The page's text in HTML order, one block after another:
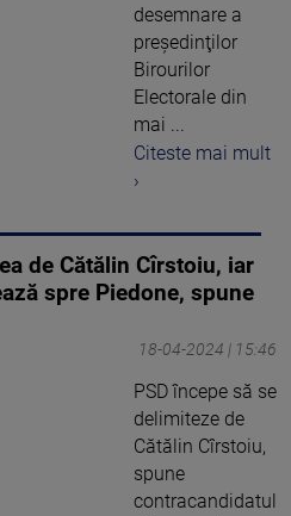
desemnare a
preşedinţilor
Birourilor
Electorale din
mai ...
Citeste mai mult
›
de Cătălin Cîrstoiu, iar
spre Piedone, spune
18-04-2024 | 15:46
PSD începe să se
delimiteze de
Cătălin Cîrstoiu,
spune
contracandidatul